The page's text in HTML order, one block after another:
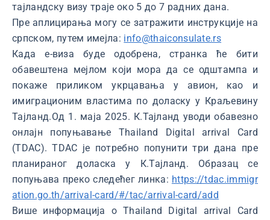
тајландску визу траје око 5 до 7 радних дана.
Пре аплицирања могу се затражити инструкције на
српском, путем имејла: info@thaiconsulate.rs
Када е-виза буде одобрена, странка ће бити
обавештена мејлом који мора да се одштампа и
покаже приликом укрцавања у авион, као и
имиграционим властима по доласку у Краљевину
Тајланд.Од 1. маја 2025. К.Тајланд уводи обавезно
онлајн попуњавање Thailand Digital arrival Card
(TDAC). TDAC је потребно попунити три дана пре
планираног доласка у К.Тајланд. Образац се
попуњава преко следећег линка: https://tdac.immigr
ation.go.th/arrival-card/#/tac/arrival-card/add
Више информација о Thailand Digital arrival Card